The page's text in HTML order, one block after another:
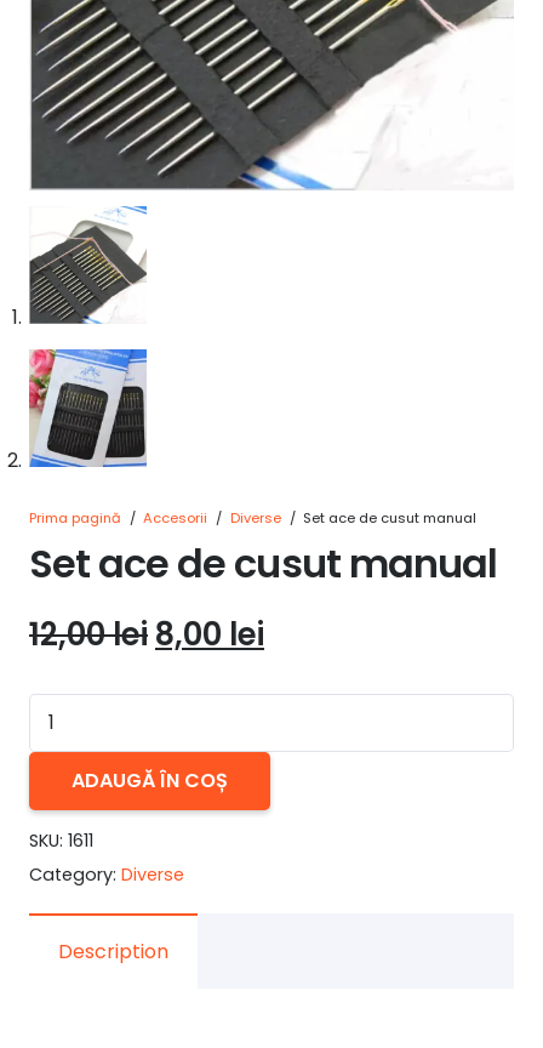
Prima pagină / Accesorii / Diverse / Set ace de cusut manual
Set ace de cusut manual
12,00leiPrețul
a
12,00 lei.
8,00 lei
este:
Cantitate
Set
de
cusut
manual
ADAUGĂ ÎN COȘ
SKU: 1611
Category: Diverse
Description